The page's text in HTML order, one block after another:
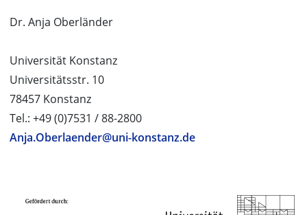
Dr. Anja Oberländer
Universität Konstanz
Universitätsstr. 10
78457 Konstanz
Tel.: +49 (0)7531 / 88-2800
Anja.Oberlaender@uni-konstanz.de